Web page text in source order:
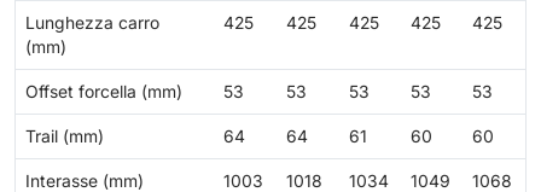
Lunghezza carro
(mm)
425 425 425 425 425
Offset forcella (mm) 53 53 53 53 53
Trail (mm) 64 64 61 60 60
Interasse (mm) 1003 1018 1034 1049 1068